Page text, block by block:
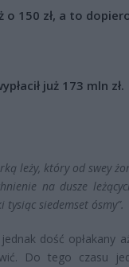
o 150 zł, a to
już 173 mln zł.
leży, który od swey
na dusze
tysiąc siedemset ósmy”.
dość opłakany
Do tego czasu